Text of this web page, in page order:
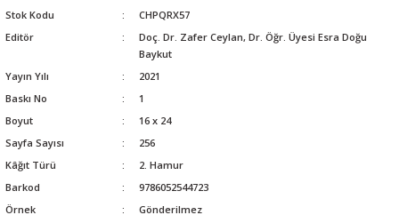
Stok Kodu
CHPQRX57
Editör
Doç. Dr. Zafer Ceylan, Dr. Öğr. Üyesi Esra Doğu
Baykut
Yayın Yılı
2021
Baskı No
1
Boyut
16 x 24
Sayfa Sayısı
256
Kâğıt Türü
2. Hamur
Barkod
9786052544723
Örnek
Gönderilmez